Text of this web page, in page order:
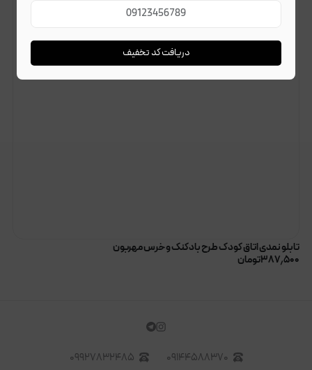
تابلو نمدی اتاق کودک طرح بادکنک و خرس مهربون
۳۸۷٫۵۰۰تومان
۰۹۱۴۴۵۸۸۳۷۰ ۰۹۹۲۷۸۳۲۴۸۵
دریافت کد تخفیف